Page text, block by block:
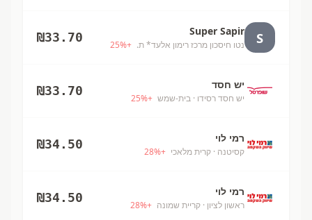
S
Super Sapir
נטו חיסכון מרכז רימון אלעד* ת. +
25%
₪33.70
יש חסד
יש חסד רסידו · בית-שמש +
25%
₪33.70
רמי לוי
קסיטנה · קרית מלאכי +
28%
₪34.50
רמי לוי
ראשון לציון · קריית שמונה +
28%
₪34.50